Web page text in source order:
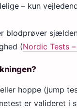
– kun
blodprøver
(Nordic Tests
hoppe (jump
er valideret i